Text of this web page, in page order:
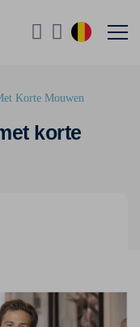
korte
Korte Mouwen